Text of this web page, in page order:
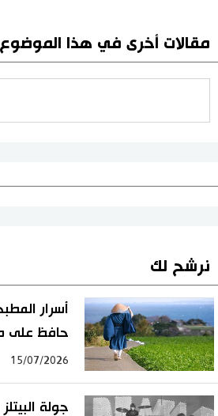
مقالات أخرى في هذا الموضوع
نرشح لك
أسرار
حافظ على
15/07/2026